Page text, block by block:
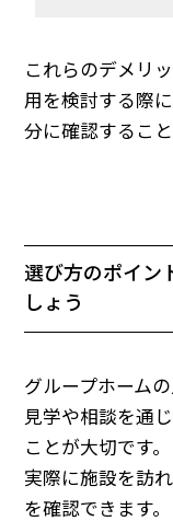
これらのデメリ
用を検討する際
分に確認すること
選び方のポイン
しょう
グループホーム
見学や相談を通
ことが大切です。
実際に施設を訪
を確認できます。